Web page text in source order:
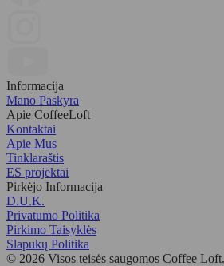
Informacija
Mano Paskyra
Apie CoffeeLoft
Kontaktai
Apie Mus
Tinklaraštis
ES projektai
Pirkėjo Informacija
D.U.K.
Privatumo Politika
Pirkimo Taisyklės
Slapukų Politika
© 2026 Visos teisės saugomos Coffee